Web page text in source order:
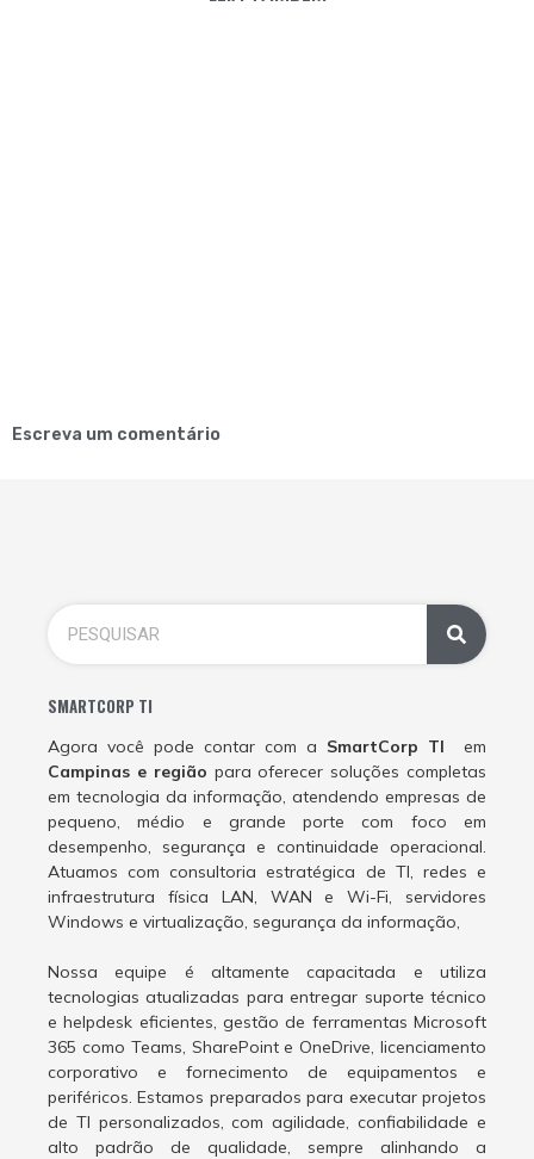
Escreva um comentário
SMARTCORP TI
Agora você pode contar com a SmartCorp TI em
Campinas e região para oferecer soluções completas
em tecnologia da informação, atendendo empresas de
pequeno, médio e grande porte com foco em
desempenho, segurança e continuidade operacional.
Atuamos com consultoria estratégica de TI, redes e
infraestrutura física LAN, WAN e Wi-Fi, servidores
Windows e virtualização, segurança da informação,
Nossa equipe é altamente capacitada e utiliza
tecnologias atualizadas para entregar suporte técnico
e helpdesk eficientes, gestão de ferramentas Microsoft
365 como Teams, SharePoint e OneDrive, licenciamento
corporativo e fornecimento de equipamentos e
periféricos. Estamos preparados para executar projetos
de TI personalizados, com agilidade, confiabilidade e
alto padrão de qualidade, sempre alinhando a